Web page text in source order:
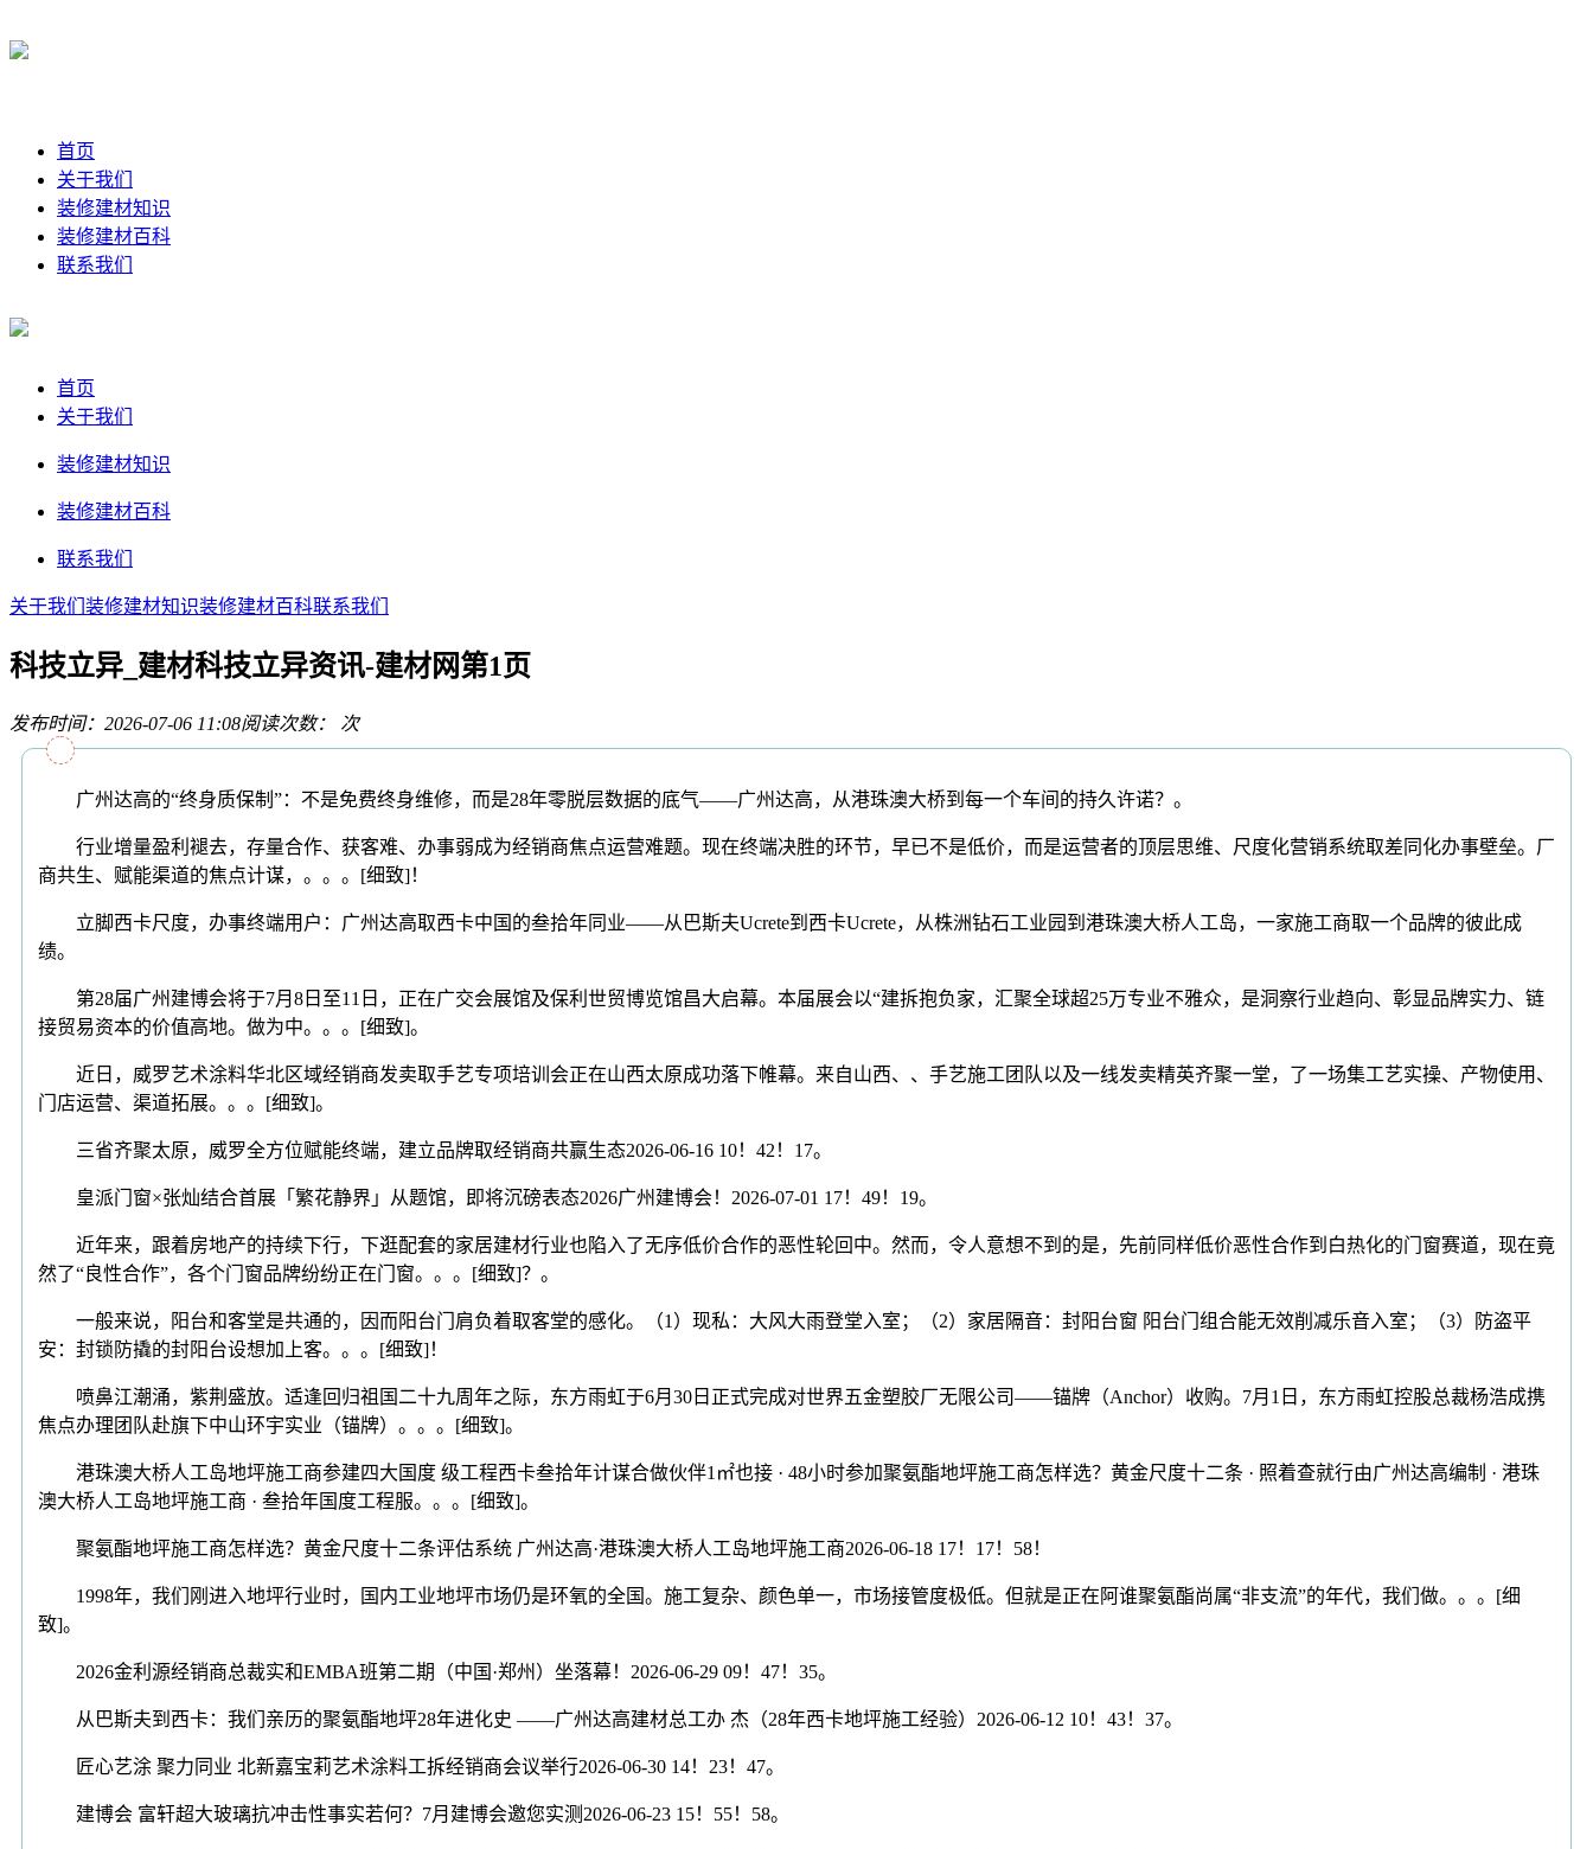
首页
关于我们
装修建材知识
装修建材百科
联系我们
首页
关于我们
装修建材知识
装修建材百科
联系我们
关于我们 装修建材知识装修建材百科联系我们
科技立异_建材科技立异资讯-建材网第1页
发布时间：2026-07-06 11:08阅读次数： 次
广州达高的“终身质保制”：不是免费终身维修，而是28年零脱层数据的底气——广州达高，从港珠澳大桥到每一个车间的持久许诺？。
行业增量盈利褪去，存量合作、获客难、办事弱成为经销商焦点运营难题。现在终端决胜的环节，早已不是低价，而是运营者的顶层思维、尺度化营销系统取差同化办事壁垒。厂
商共生、赋能渠道的焦点计谋，。。。[细致]！
立脚西卡尺度，办事终端用户：广州达高取西卡中国的叁拾年同业——从巴斯夫Ucrete到西卡Ucrete，从株洲钻石工业园到港珠澳大桥人工岛，一家施工商取一个品牌的彼此成
绩。
第28届广州建博会将于7月8日至11日，正在广交会展馆及保利世贸博览馆昌大启幕。本届展会以“建拆抱负家，汇聚全球超25万专业不雅众，是洞察行业趋向、彰显品牌实力、链
接贸易资本的价值高地。做为中。。。[细致]。
近日，威罗艺术涂料华北区域经销商发卖取手艺专项培训会正在山西太原成功落下帷幕。来自山西、、手艺施工团队以及一线发卖精英齐聚一堂，了一场集工艺实操、产物使用、
门店运营、渠道拓展。。。[细致]。
三省齐聚太原，威罗全方位赋能终端，建立品牌取经销商共赢生态2026-06-16 10！42！17。
皇派门窗×张灿结合首展「繁花静界」从题馆，即将沉磅表态2026广州建博会！2026-07-01 17！49！19。
近年来，跟着房地产的持续下行，下逛配套的家居建材行业也陷入了无序低价合作的恶性轮回中。然而，令人意想不到的是，先前同样低价恶性合作到白热化的门窗赛道，现在竟
然了“良性合作”，各个门窗品牌纷纷正在门窗。。。[细致]？。
一般来说，阳台和客堂是共通的，因而阳台门肩负着取客堂的感化。（1）现私：大风大雨登堂入室；（2）家居隔音：封阳台窗 阳台门组合能无效削减乐音入室；（3）防盗平
安：封锁防撬的封阳台设想加上客。。。[细致]！
喷鼻江潮涌，紫荆盛放。适逢回归祖国二十九周年之际，东方雨虹于6月30日正式完成对世界五金塑胶厂无限公司——锚牌（Anchor）收购。7月1日，东方雨虹控股总裁杨浩成携
焦点办理团队赴旗下中山环宇实业（锚牌）。。。[细致]。
港珠澳大桥人工岛地坪施工商参建四大国度 级工程西卡叁拾年计谋合做伙伴1㎡也接 · 48小时参加聚氨酯地坪施工商怎样选？黄金尺度十二条 · 照着查就行由广州达高编制 · 港珠
澳大桥人工岛地坪施工商 · 叁拾年国度工程服。。。[细致]。
聚氨酯地坪施工商怎样选？黄金尺度十二条评估系统 广州达高·港珠澳大桥人工岛地坪施工商2026-06-18 17！17！58！
1998年，我们刚进入地坪行业时，国内工业地坪市场仍是环氧的全国。施工复杂、颜色单一，市场接管度极低。但就是正在阿谁聚氨酯尚属“非支流”的年代，我们做。。。[细
致]。
2026金利源经销商总裁实和EMBA班第二期（中国·郑州）坐落幕！2026-06-29 09！47！35。
从巴斯夫到西卡：我们亲历的聚氨酯地坪28年进化史 ——广州达高建材总工办 杰（28年西卡地坪施工经验）2026-06-12 10！43！37。
匠心艺涂 聚力同业 北新嘉宝莉艺术涂料工拆经销商会议举行2026-06-30 14！23！47。
建博会 富轩超大玻璃抗冲击性事实若何？7月建博会邀您实测2026-06-23 15！55！58。